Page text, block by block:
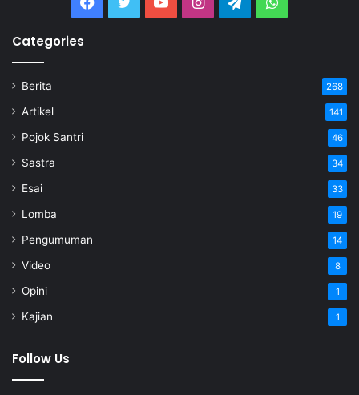
Categories
Berita 268
Artikel 141
Pojok Santri 46
Sastra 34
Esai 33
Lomba 19
Pengumuman 14
Video 8
Opini 1
Kajian 1
Follow Us